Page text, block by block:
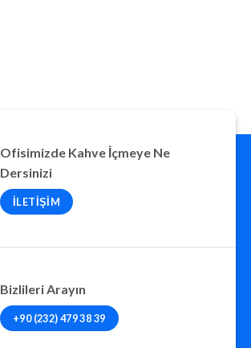
Ofisimizde Kahve İçmeye Ne
Dersinizi
İLETIŞIM
Bizlileri Arayın
+90 (232) 479 38 39